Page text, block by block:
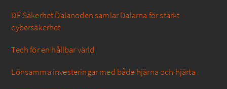
DF Säkerhet Dalanoden samlar Dalarna för stärkt
cybersäkerhet
Tech för en hållbar värld
Lönsamma investeringar med både hjärna och hjärta